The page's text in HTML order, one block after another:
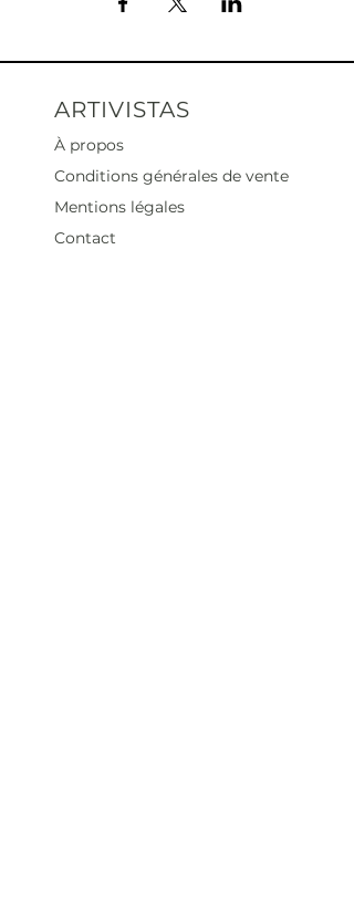
ARTIVISTAS
À propos
Conditions générales de vente
Mentions légales
Contact